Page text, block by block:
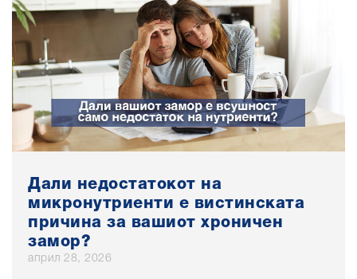
Дали недостатокот на
микронутриенти е вистинската
причина за вашиот хроничен
замор?
април 28, 2026